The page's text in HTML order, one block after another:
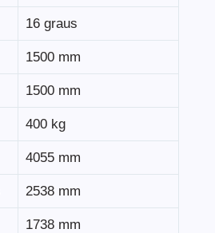
16 graus
1500 mm
1500 mm
400 kg
4055 mm
2538 mm
1738 mm